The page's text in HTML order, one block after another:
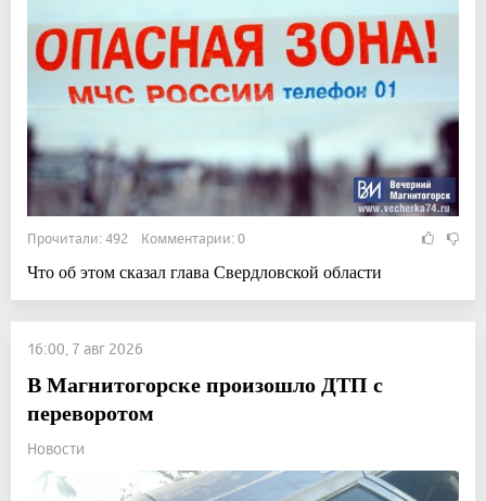
Прочитали: 492 Комментарии: 0
Что об этом сказал глава Свердловской области
16:00, 7 авг 2026
В Магнитогорске произошло ДТП с
переворотом
Новости